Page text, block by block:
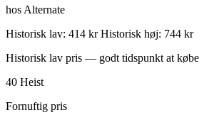
hos Alternate
Historisk lav: 414 kr Historisk høj: 744 kr
Historisk lav pris — godt tidspunkt at købe
40 Heist
Fornuftig pris